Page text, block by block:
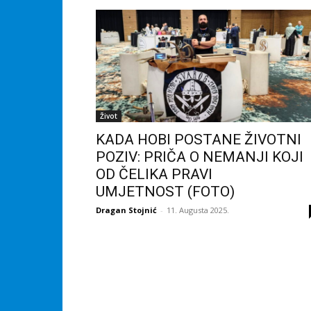
Život
KADA HOBI POSTANE ŽIVOTNI
POZIV: PRIČA O NEMANJI KOJI
OD ČELIKA PRAVI
UMJETNOST (FOTO)
Dragan Stojnić - 11. Augusta 2025.